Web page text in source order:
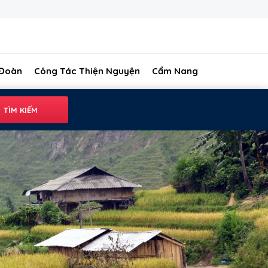
Công Tác Thiện Nguyện Cẩm Nang